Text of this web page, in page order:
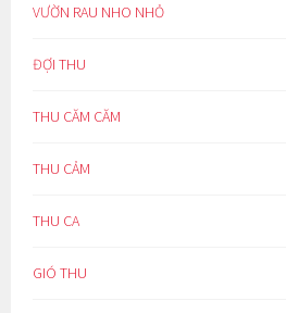
VƯỜN RAU NHO NHỎ
ĐỢI THU
THU CĂM CĂM
THU CẢM
THU CA
GIÓ THU